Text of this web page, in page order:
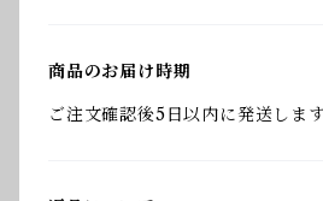
商品のお届け時期
ご注文確認後5日以内に発送します